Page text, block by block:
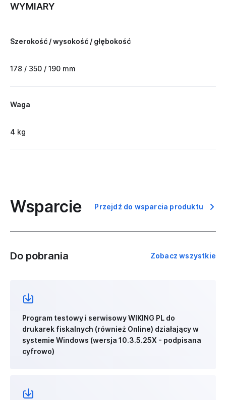
WYMIARY
Szerokość / wysokość / głębokość
178 / 350 / 190 mm
Waga
4 kg
Wsparcie Przejdź do wsparcia produktu
Do pobrania Zobacz wszystkie
Program testowy i serwisowy WIKING PL do
drukarek fiskalnych (również Online) działający w
systemie Windows (wersja 10.3.5.25X - podpisana
cyfrowo)